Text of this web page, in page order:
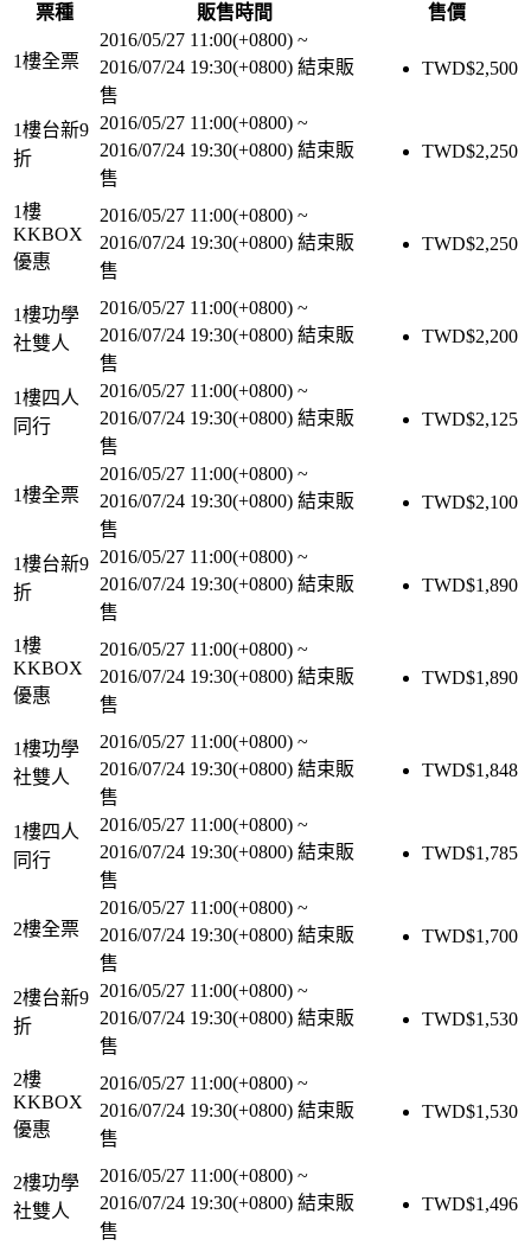
票種 販售時間 售價
1樓全票
2016/05/27 11:00(+0800) ~
2016/07/24 19:30(+0800) 結束販
售
TWD$2,500
1樓台新9
折
2016/05/27 11:00(+0800) ~
2016/07/24 19:30(+0800) 結束販
售
TWD$2,250
1樓
KKBOX
優惠
2016/05/27 11:00(+0800) ~
2016/07/24 19:30(+0800) 結束販
售
TWD$2,250
1樓功學
社雙人
2016/05/27 11:00(+0800) ~
2016/07/24 19:30(+0800) 結束販
售
TWD$2,200
1樓四人
同行
2016/05/27 11:00(+0800) ~
2016/07/24 19:30(+0800) 結束販
售
TWD$2,125
1樓全票
2016/05/27 11:00(+0800) ~
2016/07/24 19:30(+0800) 結束販
售
TWD$2,100
1樓台新9
折
2016/05/27 11:00(+0800) ~
2016/07/24 19:30(+0800) 結束販
售
TWD$1,890
1樓
KKBOX
優惠
2016/05/27 11:00(+0800) ~
2016/07/24 19:30(+0800) 結束販
售
TWD$1,890
1樓功學
社雙人
2016/05/27 11:00(+0800) ~
2016/07/24 19:30(+0800) 結束販
售
TWD$1,848
1樓四人
同行
2016/05/27 11:00(+0800) ~
2016/07/24 19:30(+0800) 結束販
售
TWD$1,785
2樓全票
2016/05/27 11:00(+0800) ~
2016/07/24 19:30(+0800) 結束販
售
TWD$1,700
2樓台新9
折
2016/05/27 11:00(+0800) ~
2016/07/24 19:30(+0800) 結束販
售
TWD$1,530
2樓
KKBOX
優惠
2016/05/27 11:00(+0800) ~
2016/07/24 19:30(+0800) 結束販
售
TWD$1,530
2樓功學
社雙人
2016/05/27 11:00(+0800) ~
2016/07/24 19:30(+0800) 結束販
售
TWD$1,496